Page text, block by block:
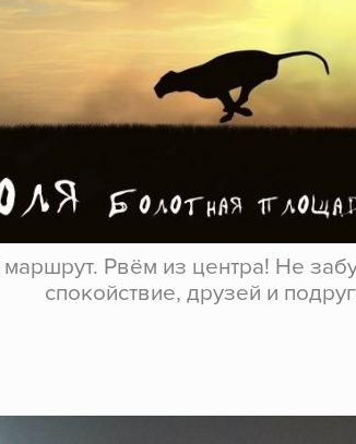
Рвём из центра! Не
спокойствие, друзей и